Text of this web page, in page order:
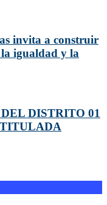
invita a construir
la igualdad y la
DISTRITO 01